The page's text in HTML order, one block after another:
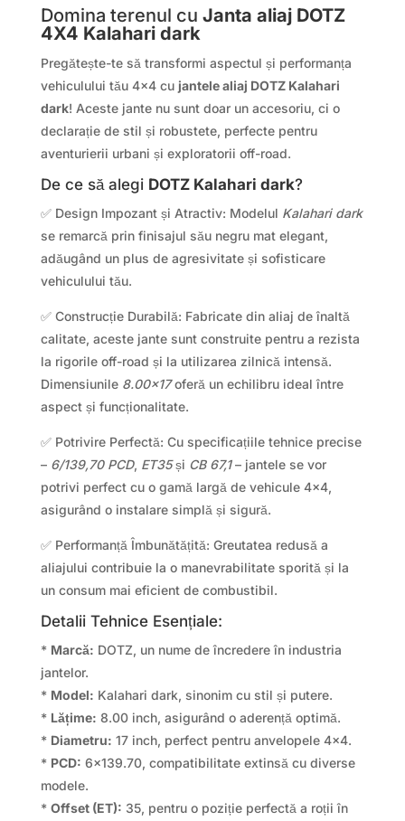
Domina terenul cu Janta aliaj DOTZ
4X4 Kalahari dark
Pregătește-te să transformi aspectul și performanța
vehiculului tău 4×4 cu jantele aliaj DOTZ Kalahari
dark! Aceste jante nu sunt doar un accesoriu, ci o
declarație de stil și robustete, perfecte pentru
aventurierii urbani și exploratorii off-road.
De ce să alegi DOTZ Kalahari dark?
✅ Design Impozant și Atractiv: Modelul Kalahari dark
se remarcă prin finisajul său negru mat elegant,
adăugând un plus de agresivitate și sofisticare
vehiculului tău.
✅ Construcție Durabilă: Fabricate din aliaj de înaltă
calitate, aceste jante sunt construite pentru a rezista
la rigorile off-road și la utilizarea zilnică intensă.
Dimensiunile 8.00×17oferă un echilibru ideal între
aspect și funcționalitate.
✅ Potrivire Perfectă: Cu specificațiile tehnice precise
– 6/139,70 PCD, ET35și CB 67,1– jantele se vor
potrivi perfect cu o gamă largă de vehicule 4×4,
asigurând o instalare simplă și sigură.
✅ Performanță Îmbunătățită: Greutatea redusă a
aliajului contribuie la o manevrabilitate sporită și la
un consum mai eficient de combustibil.
Detalii Tehnice Esențiale:
* Marcă: DOTZ, un nume de încredere în industria
jantelor.
* Model: Kalahari dark, sinonim cu stil și putere.
* Lățime: 8.00 inch, asigurând o aderență optimă.
* Diametru: 17 inch, perfect pentru anvelopele 4×4.
* PCD: 6×139.70, compatibilitate extinsă cu diverse
modele.
* Offset (ET): 35, pentru o poziție perfectă a roții în